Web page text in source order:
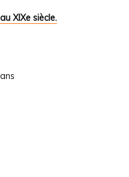
XIXe siècle.